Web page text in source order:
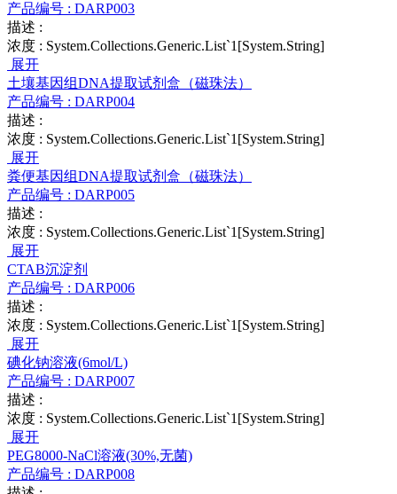
产品编号 : DARP003
描述 :
浓度 : System.Collections.Generic.List`1[System.String]
展开
土壤基因组DNA提取试剂盒（磁珠法）
产品编号 : DARP004
描述 :
浓度 : System.Collections.Generic.List`1[System.String]
展开
粪便基因组DNA提取试剂盒（磁珠法）
产品编号 : DARP005
描述 :
浓度 : System.Collections.Generic.List`1[System.String]
展开
CTAB沉淀剂
产品编号 : DARP006
描述 :
浓度 : System.Collections.Generic.List`1[System.String]
展开
碘化钠溶液(6mol/L)
产品编号 : DARP007
描述 :
浓度 : System.Collections.Generic.List`1[System.String]
展开
PEG8000-NaCl溶液(30%,无菌)
产品编号 : DARP008